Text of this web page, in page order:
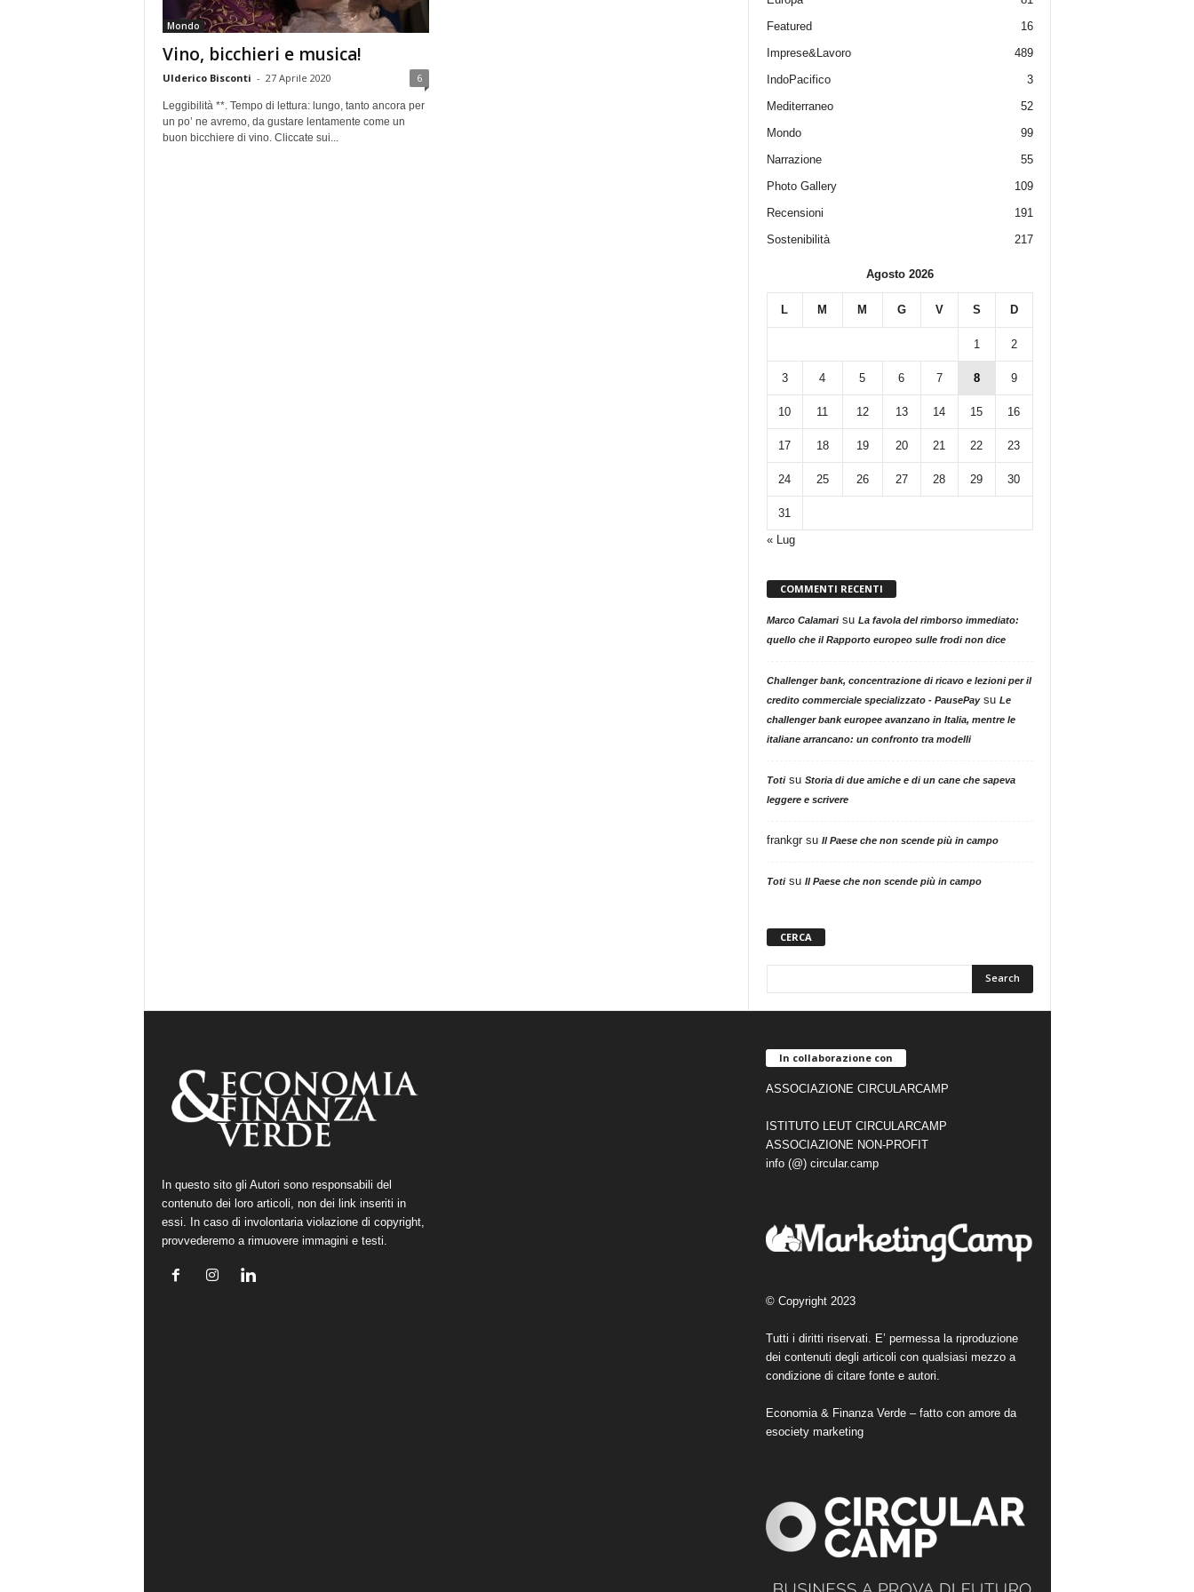
Mondo
Vino, bicchieri e musica!
Ulderico Bisconti - 27 Aprile 2020 6
Leggibilità **. Tempo di lettura: lungo, tanto ancora per
un po’ ne avremo, da gustare lentamente come un
buon bicchiere di vino. Cliccate sui...
Featured
16
Imprese&Lavoro
489
IndoPacifico
3
Mediterraneo
52
Mondo
99
Narrazione
55
Photo Gallery
109
Recensioni
191
Sostenibilità
217
Agosto 2026
L M M G V S D
1 2
3 4 5 6 7 8 9
10 11 12 13 14 15 16
17 18 19 20 21 22 23
24 25 26 27 28 29 30
31
« Lug
COMMENTI RECENTI
Marco Calamarisu La favola del rimborso immediato:
quello che il Rapporto europeo sulle frodi non dice
Challenger bank, concentrazione di ricavo e lezioni per il
credito commerciale specializzato - PausePaysu Le
challenger bank europee avanzano in Italia, mentre le
italiane arrancano: un confronto tra modelli
Totisu Storia di due amiche e di un cane che sapeva
leggere e scrivere
frankgrsu Il Paese che non scende più in campo
Totisu Il Paese che non scende più in campo
CERCA
In questo sito gli Autori sono responsabili del
contenuto dei loro articoli, non dei link inseriti in
essi. In caso di involontaria violazione di copyright,
provvederemo a rimuovere immagini e testi.
In collaborazione con
ASSOCIAZIONE CIRCULARCAMP
ISTITUTO LEUT CIRCULARCAMP
ASSOCIAZIONE NON-PROFIT
info (@) circular.camp
© Copyright 2023
Tutti i diritti riservati. E’ permessa la riproduzione
dei contenuti degli articoli con qualsiasi mezzo a
condizione di citare fonte e autori.
Economia & Finanza Verde – fatto con amore da
esociety marketing